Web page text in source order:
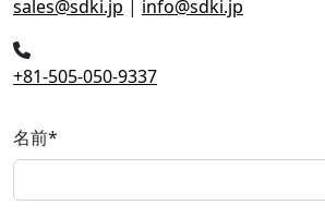
sales@sdki.jp | info@sdki.jp
+81-505-050-9337
名前*